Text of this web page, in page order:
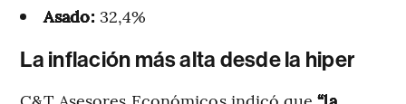
Asado: 32,4%
La inflación más alta desde la hiper